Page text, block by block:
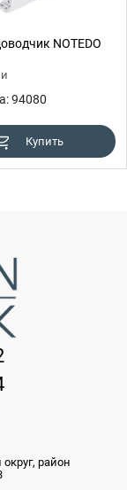
NOTEDO
94080
Купить
район